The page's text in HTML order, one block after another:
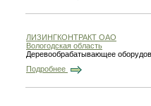
ЛИЗИНГКОНТРАКТ ОАО
Вологодская область
Деревообрабатывающее
Подробнее